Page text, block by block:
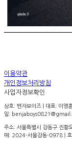
이용약관
개인정보처리방침
사업자정보확인
상호: 벤자보이즈 | 대표: 이
일:
주소: 서울특별시 강동구 진
매: 2024-서울강동-0978 |